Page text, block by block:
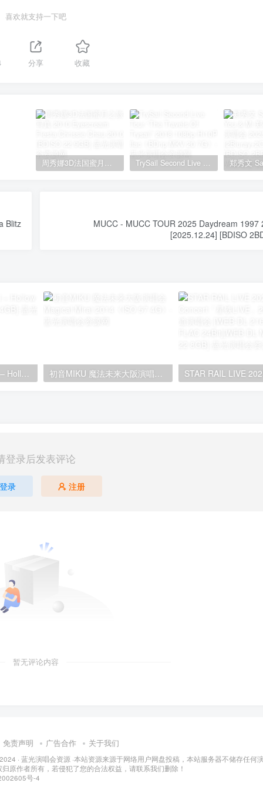
喜欢就支持一下吧
分享 收藏
周秀娜3D法国蜜月之旅写真 2010 Eyescream Fiesta Chrissie Chau 2010 [BDISO 22.9GB] TrySail Second Live Tour “The Travels Of Trysail” 2018 1080p Hi10P flac《BDrip MKV 20.7G》
Blitz
MUCC - MUCC TOUR 2025 Daydream 1997
[2025.12.24] [BDISO
シユイ – ホロウ Shiyui – Hollow CD+BD 2024 [BDMV 1.14GB] 初音MIKU 魔法未来大阪演唱会 Magical Mirai 2014《ISO 57.4G》
登录后发表评论
登录 注册
暂无评论内容
免责声明 广告合作 关于我们
· 蓝光演唱会资源 ·本站资源来源于网络用户网盘投稿，本站服务器不储存任何
原作者所有，若侵犯了您的合法权益，请联系我们删除！
号-4